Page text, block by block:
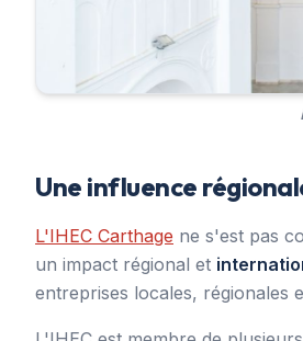
Une influence
L'IHEC Carthage ne s'est pas
un impact régional et
entreprises locales, régionales